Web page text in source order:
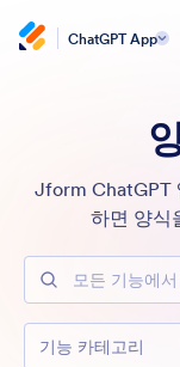
ChatGPT App
Jform ChatGPT
하면 양식
모든 기능에서
기능 카테고리